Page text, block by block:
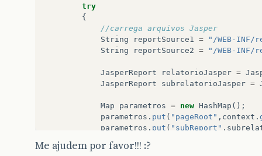
try
{
//carrega arquivos Jasper
String
reportSource1 =
"/WEB-
String
reportSource2 = "/WEB-
JasperReport relatorioJasper =
JasperReport
subrelatorioJasper =
Map parametros = new HashMap ();
parametros . put ( "pageRoot" , context .
parametros . put ( "subReport" ,
//direciona o relatorio para um
Me ajudem por favor!!! :?